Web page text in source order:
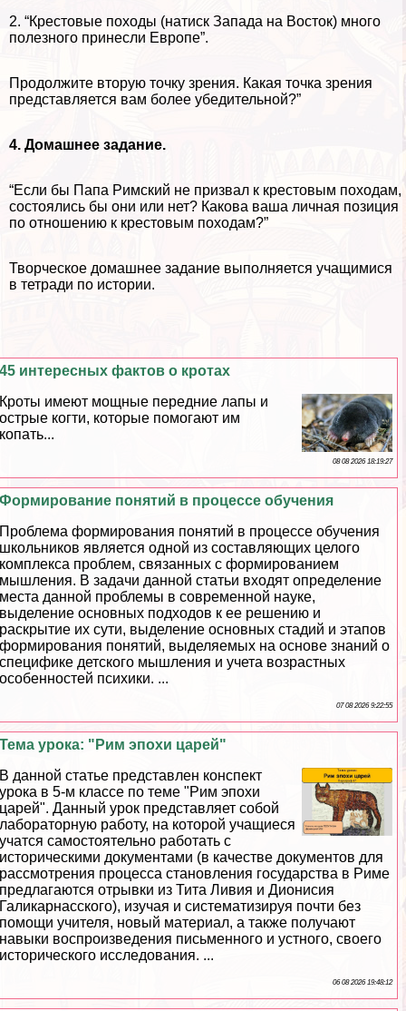
2. “Крестовые походы (натиск Запада на Восток) много
полезного принесли Европе”.
Продолжите вторую точку зрения. Какая точка зрения
представляется вам более убедительной?”
4. Домашнее задание.
“Если бы Папа Римский не призвал к крестовым походам,
состоялись бы они или нет? Какова ваша личная позиция
по отношению к крестовым походам?”
Творческое домашнее задание выполняется учащимися
в тетради по истории.
45 интересных фактов о кротах
Кроты имеют мощные передние лапы и
острые когти, которые помогают им
копать...
08 08 2026 18:19:27
Формирование понятий в процессе обучения
Проблема формирования понятий в процессе обучения
школьников является одной из составляющих целого
комплекса проблем, связанных с формированием
мышления. В задачи данной статьи входят определение
места данной проблемы в современной науке,
выделение основных подходов к ее решению и
раскрытие их сути, выделение основных стадий и этапов
формирования понятий, выделяемых на основе знаний о
специфике детского мышления и учета возрастных
особенностей психики. ...
07 08 2026 9:22:55
Тема урока: "Рим эпохи царей"
В данной статье представлен конспект
урока в 5-м классе по теме "Рим эпохи
царей". Данный урок представляет собой
лабораторную работу, на которой учащиеся
учатся самостоятельно работать с
историческими документами (в качестве документов для
рассмотрения процесса становления государства в Риме
предлагаются отрывки из Тита Ливия и Дионисия
Галикарнасского), изучая и систематизируя почти без
помощи учителя, новый материал, а также получают
навыки воспроизведения письменного и устного, своего
исторического исследования. ...
06 08 2026 19:48:12